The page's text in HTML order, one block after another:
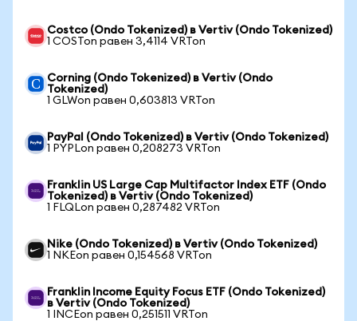
Costco (Ondo Tokenized) в Vertiv (Ondo Tokenized)
1 COSTon равен 3,4114 VRTon
Corning (Ondo Tokenized) в Vertiv (Ondo
Tokenized)
1 GLWon равен 0,603813 VRTon
PayPal (Ondo Tokenized) в Vertiv (Ondo Tokenized)
1 PYPLon равен 0,208273 VRTon
Franklin US Large Cap Multifactor Index ETF (Ondo
Tokenized) в Vertiv (Ondo Tokenized)
1 FLQLon равен 0,287482 VRTon
Nike (Ondo Tokenized) в Vertiv (Ondo Tokenized)
1 NKEon равен 0,154568 VRTon
Franklin Income Equity Focus ETF (Ondo Tokenized)
в Vertiv (Ondo Tokenized)
1 INCEon равен 0,251511 VRTon